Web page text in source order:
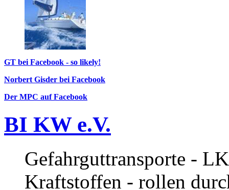
GT bei Facebook - so likely!
Norbert Gisder bei Facebook
Der MPC auf Facebook
BI KW e.V.
Gefahrguttransporte -
Kraftstoffen - rollen